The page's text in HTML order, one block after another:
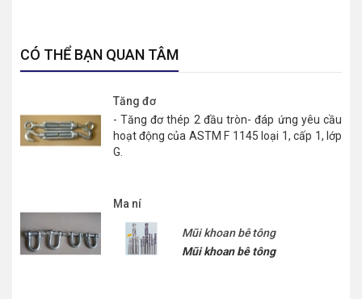
CÓ THỂ BẠN QUAN TÂM
Tăng đơ
- Tăng đơ thép 2 đầu tròn- đáp ứng yêu cầu
hoạt động của ASTM F 1145 loại 1, cấp 1, lớp
G.
Ma ní
Mũi khoan bê tông
Mũi khoan bê tông